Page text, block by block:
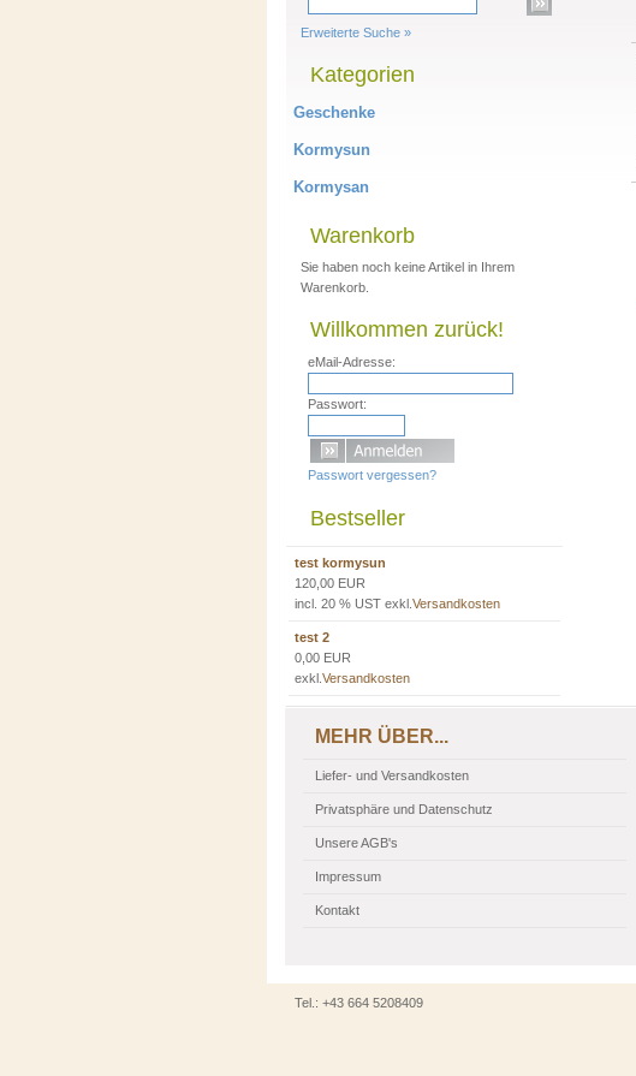
Erweiterte Suche »
Kategorien
Geschenke
Kormysun
Kormysan
Warenkorb
Sie haben noch keine Artikel in Ihrem
Warenkorb.
Willkommen zurück!
eMail-Adresse:
Passwort:
Passwort vergessen?
Bestseller
test kormysun
120,00 EUR
incl. 20 % UST exkl. Versandkosten
test 2
0,00 EUR
exkl. Versandkosten
MEHR ÜBER...
Liefer- und Versandkosten
Privatsphäre und Datenschutz
Unsere AGB's
Impressum
Kontakt
Tel.: +43 664 5208409